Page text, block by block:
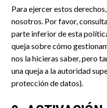
Para ejercer estos
nosotros. Por favor,
parte inferior de esta
queja sobre cómo
nos la hicieras saber, pero
una queja a la autoridad
protección de datos).